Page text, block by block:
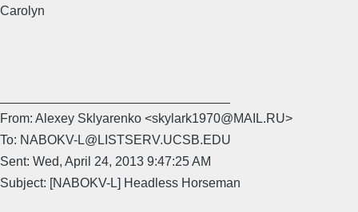
Carolyn
From: Alexey Sklyarenko <skylark1970@MAIL.RU>
To: NABOKV-L@LISTSERV.UCSB.EDU
Sent: Wed, April 24, 2013 9:47:25 AM
Subject: [NABOKV-L] Headless Horseman